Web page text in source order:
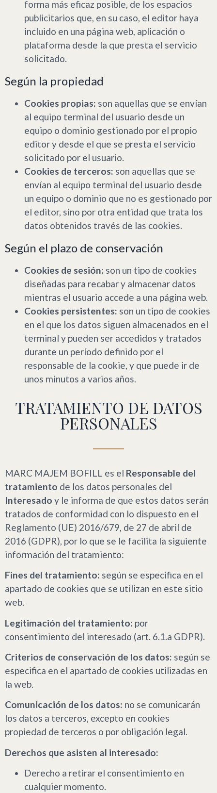
forma más eficaz posible, de los espacios
publicitarios que, en su caso, el editor haya
incluido en una página web, aplicación o
plataforma desde la que presta el servicio
solicitado.
Según la propiedad
Cookies propias: son aquellas que se envían
al equipo terminal del usuario desde un
equipo o dominio gestionado por el propio
editor y desde el que se presta el servicio
solicitado por el usuario.
Cookies de terceros: son aquellas que se
envían al equipo terminal del usuario desde
un equipo o dominio que no es gestionado por
el editor, sino por otra entidad que trata los
datos obtenidos través de las cookies.
Según el plazo de conservación
Cookies de sesión: son un tipo de cookies
diseñadas para recabar y almacenar datos
mientras el usuario accede a una página web.
Cookies persistentes: son un tipo de cookies
en el que los datos siguen almacenados en el
terminal y pueden ser accedidos y tratados
durante un período definido por el
responsable de la cookie, y que puede ir de
unos minutos a varios años.
TRATAMIENTO DE DATOS
PERSONALES
MARC MAJEM BOFILL es el Responsable del
tratamiento de los datos personales del
Interesado y le informa de que estos datos serán
tratados de conformidad con lo dispuesto en el
Reglamento (UE) 2016/679, de 27 de abril de
2016 (GDPR), por lo que se le facilita la siguiente
información del tratamiento:
Fines del tratamiento: según se especifica en el
apartado de cookies que se utilizan en este sitio
web.
Legitimación del tratamiento: por
consentimiento del interesado (art. 6.1.a GDPR).
Criterios de conservación de los datos: según se
especifica en el apartado de cookies utilizadas en
la web.
Comunicación de los datos: no se comunicarán
los datos a terceros, excepto en cookies
propiedad de terceros o por obligación legal.
Derechos que asisten al interesado:
Derecho a retirar el consentimiento en
cualquier momento.